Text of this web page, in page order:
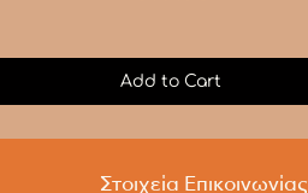
Add to Cart
Στοιχεία Επικοινωνίας